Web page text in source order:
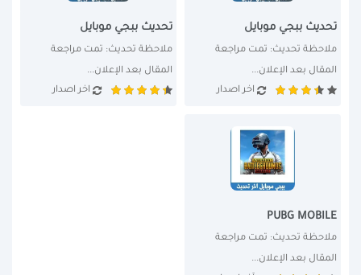
تحديث ببجي موبايل
المقال بعد الإعلان...
اخر اصدار
تحديث ببجي موبايل
المقال بعد الإعلان...
اخر اصدار
PUBG MOBILE
المقال بعد الإعلان...